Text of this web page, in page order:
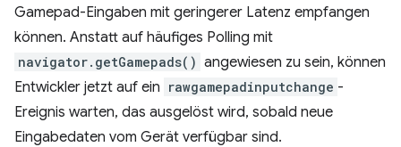
Gamepad-Eingaben mit geringerer Latenz empfangen
können. Anstatt auf häufiges Polling mit
navigator.getGamepads() angewiesen zu sein, können
Entwickler jetzt auf ein rawgamepadinputchange -
Ereignis warten, das ausgelöst wird, sobald neue
Eingabedaten vom Gerät verfügbar sind.